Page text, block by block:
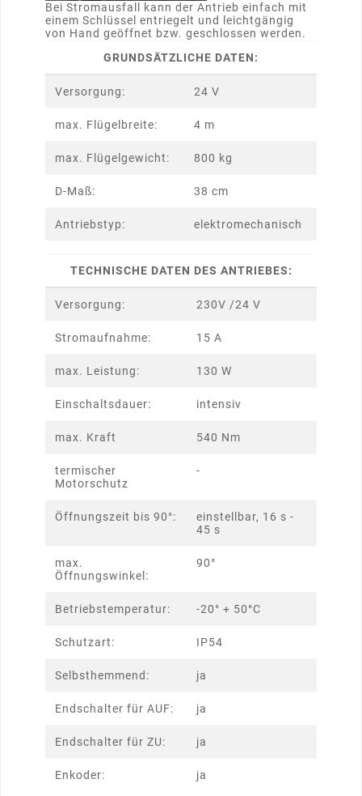
Bei Stromausfall kann der Antrieb einfach mit
einem Schlüssel entriegelt und leichtgängig
von Hand geöffnet bzw. geschlossen werden.
GRUNDSÄTZLICHE DATEN:
Versorgung: 24 V
max. Flügelbreite: 4 m
max. Flügelgewicht: 800 kg
D-Maß: 38 cm
Antriebstyp: elektromechanisch
TECHNISCHE DATEN DES ANTRIEBES:
Versorgung: 230V /24 V
Stromaufnahme: 15 A
max. Leistung: 130 W
Einschaltsdauer: intensiv
max. Kraft 540 Nm
termischer
Motorschutz
-
Öffnungszeit bis 90°:
einstellbar, 16 s -
45 s
max.
Öffnungswinkel:
90°
Betriebstemperatur: -20° + 50°C
Schutzart: IP54
Selbsthemmend: ja
Endschalter für AUF: ja
Endschalter für ZU: ja
Enkoder: ja